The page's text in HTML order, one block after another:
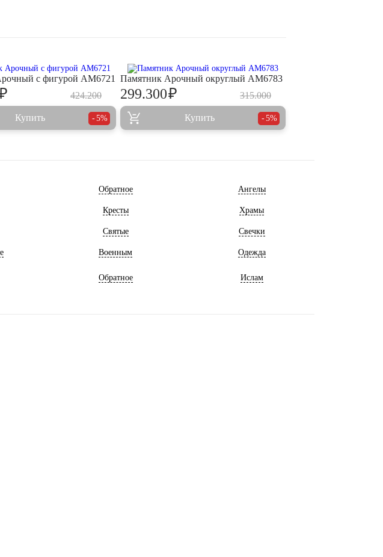
с фигурой AM6721
424.200
Купить 5%
Памятник Арочный округлый AM6783
315.000
299.300₽
Купить 5%
Обратное Ангелы
Кресты Храмы
Святые Свечки
Военным Одежда
Обратное Ислам